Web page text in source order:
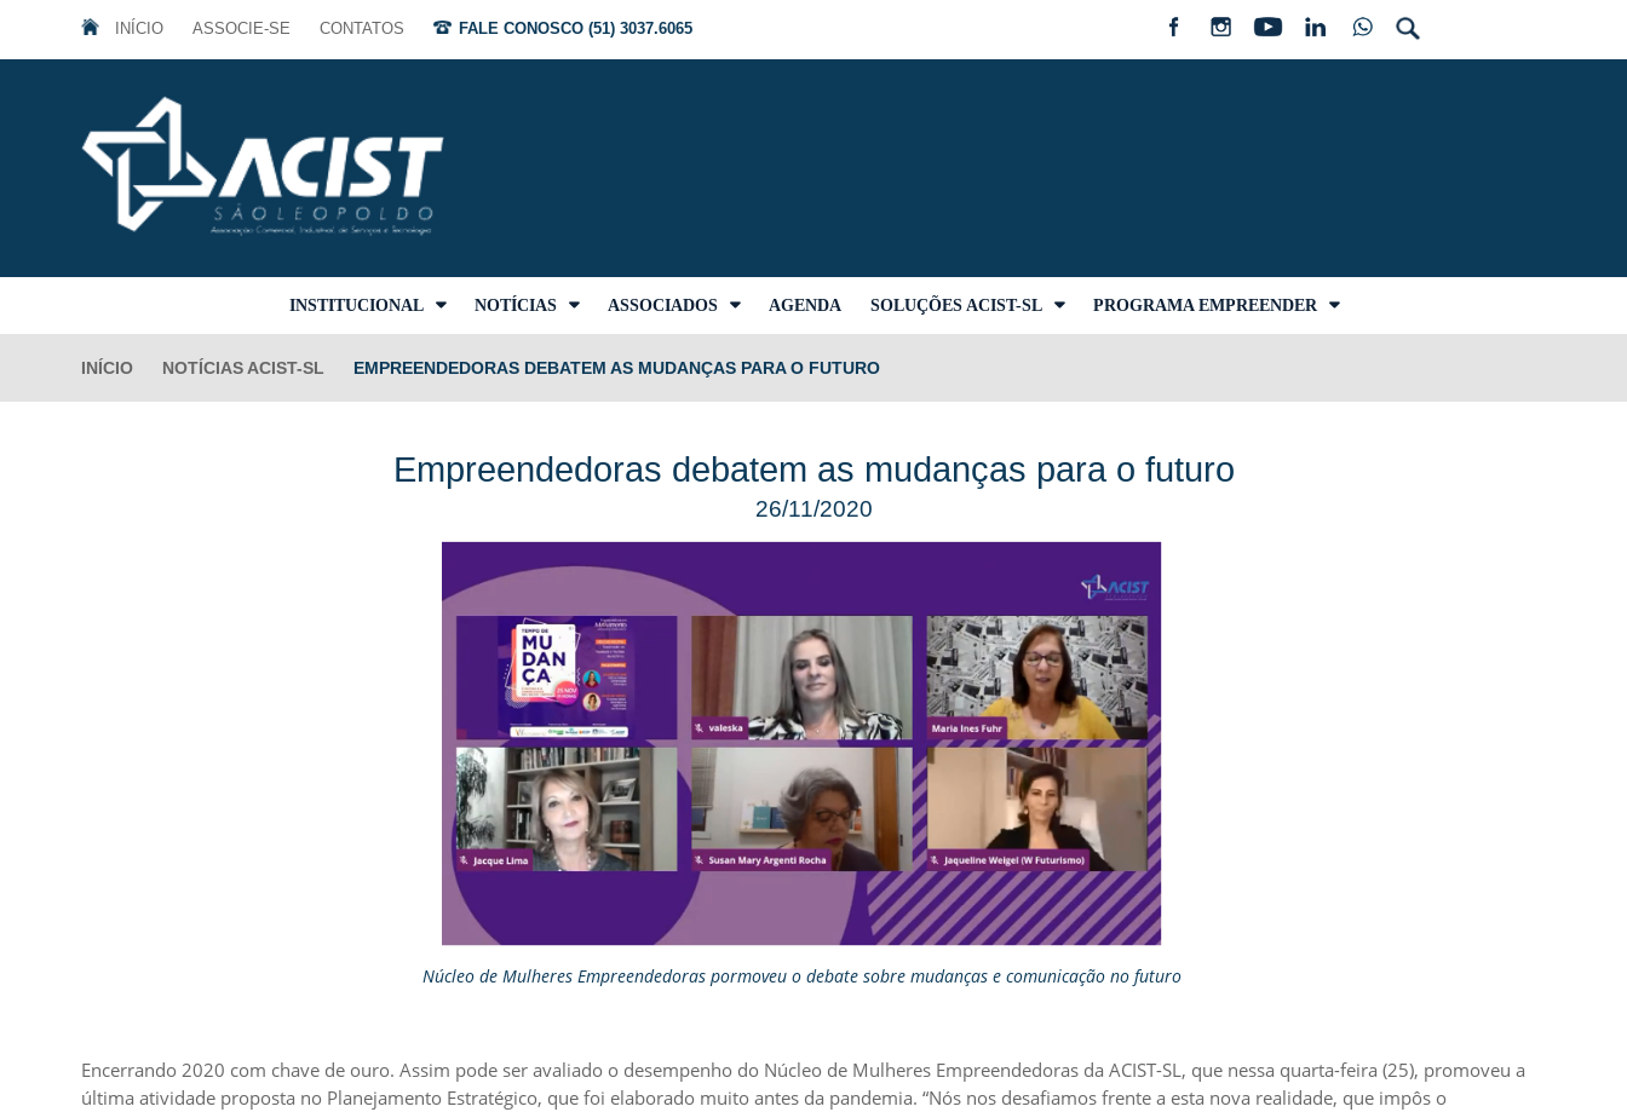
INÍCIO ASSOCIE-SE CONTATOS FALE CONOSCO (51) 3037.6065
INSTITUCIONAL NOTÍCIAS ASSOCIADOS AGENDA SOLUÇÕES ACIST-SL PROGRAMA EMPREENDER
INÍCIO NOTÍCIAS ACIST-SL EMPREENDEDORAS DEBATEM AS MUDANÇAS PARA O FUTURO
Empreendedoras debatem as mudanças para o futuro
26/11/2020
Núcleo de Mulheres Empreendedoras pormoveu o debate sobre mudanças e comunicação no futuro
Encerrando 2020 com chave de ouro. Assim pode ser avaliado o desempenho do Núcleo de Mulheres Empreendedoras da ACIST-SL, que nessa quarta-feira (25), promoveu a
última atividade proposta no Planejamento Estratégico, que foi elaborado muito antes da pandemia. “Nós nos desafiamos frente a esta nova realidade, que impôs o